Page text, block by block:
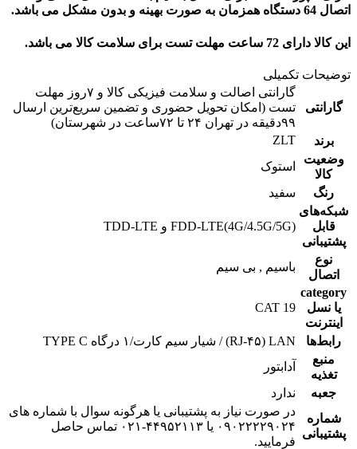
اتصال 64 دستگاه همزمان به صورت بهینه و بدون مشکل می باشد.
این کالا دارای 72 ساعت مهلت تست برای سلامت کالا می باشد.
توضیحات تکمیلی
گارانتی
گارانتی اصالت و سلامت فیزیکی کالا و ۷روز مهلت
تست (امکان تحویل حضوری و تضمین سریع‌ترین ارسال
۹۹دقیقه‌ در تهران ۲۴ تا ۷۲ساعت در شهرستان)
برند
ZLT
وضعیت
کالا
استوک
رنگ
سفید
شبکه‌های
قابل
پشتیبانی
FDD-LTE(4G/4.5G/5G) و TDD-LTE
نوع
اتصال
باسیم , بی سیم
category
یا نسل
اینترنت
CAT 19
رابط‌ها
RJ-۴۵) LAN) / شیار سیم کارت/۱ درگاه TYPE C
منبع
تغذیه
آدابتور
جعبه
ندارد
شماره
پشتیبانی
در صورت نیاز به پشتیبانی یا هرگونه سوال با شماره های
۰۹۰۲۲۲۲۹۰۲۴ یا ۴۴۹۵۲۱۱۳-۰۲۱ تماس حاصل
فرمایید.